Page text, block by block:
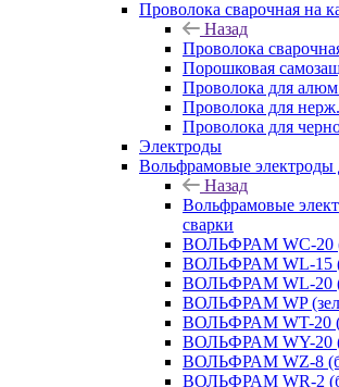
Проволока сварочная на
Назад
Проволока
Порошковая
Проволока для
Проволока для
Проволока для
Электроды
Вольфрамовые электроды
Назад
Вольфрамовые
сварки
ВОЛЬФРАМ WC-20
ВОЛЬФРАМ WL-15
ВОЛЬФРАМ WL-20
ВОЛЬФРАМ WP
ВОЛЬФРАМ WT-20
ВОЛЬФРАМ WY-20
ВОЛЬФРАМ WZ-8
ВОЛЬФРАМ WR-2